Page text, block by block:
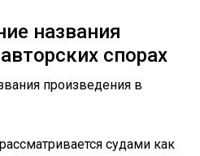
названия
спорах
судами как